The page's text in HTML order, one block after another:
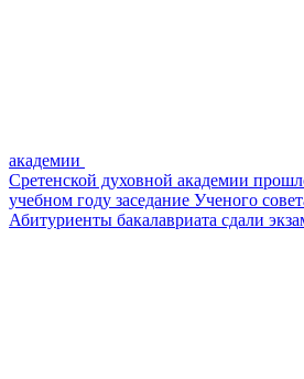
академии
Сретенской духовной академии
учебном году заседание Ученого
Абитуриенты бакалавриата сдали